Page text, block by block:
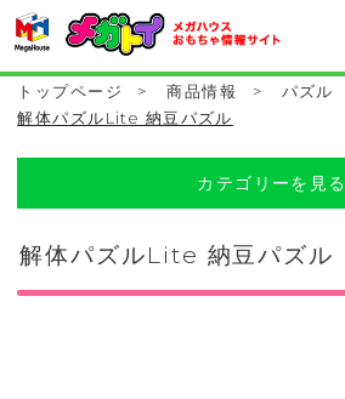
トップページ > 商品情報 > パズル
解体パズルLite 納豆パズル
カテゴリーを見る
解体パズルLite 納豆パズル